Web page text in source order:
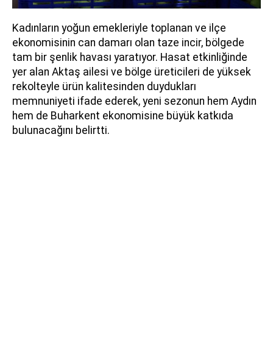
Kadınların yoğun emekleriyle toplanan ve ilçe
ekonomisinin can damarı olan taze incir, bölgede
tam bir şenlik havası yaratıyor. Hasat etkinliğinde
yer alan Aktaş ailesi ve bölge üreticileri de yüksek
rekolteyle ürün kalitesinden duydukları
memnuniyeti ifade ederek, yeni sezonun hem Aydın
hem de Buharkent ekonomisine büyük katkıda
bulunacağını belirtti.